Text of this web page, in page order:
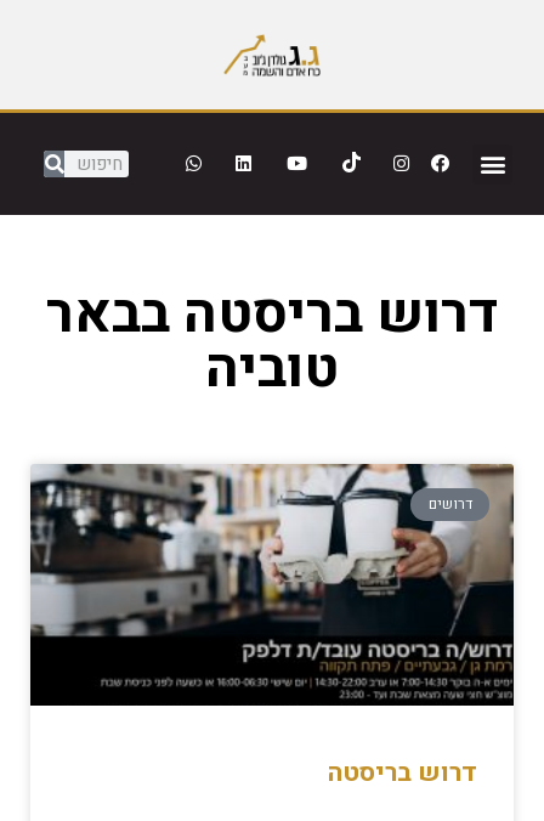
דרוש בריסטה בבאר
טוביה
דרושים
דרוש בריסטה